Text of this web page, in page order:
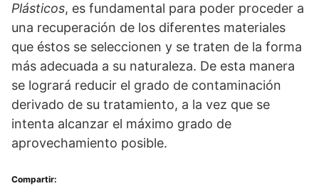
Plásticos, es fundamental para poder proceder a
una recuperación de los diferentes materiales
que éstos se seleccionen y se traten de la forma
más adecuada a su naturaleza. De esta manera
se logrará reducir el grado de contaminación
derivado de su tratamiento, a la vez que se
intenta alcanzar el máximo grado de
aprovechamiento posible.
Compartir: